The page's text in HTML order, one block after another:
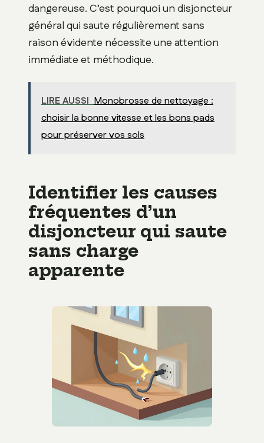
dangereuse. C’est pourquoi un disjoncteur
général qui saute régulièrement sans
raison évidente nécessite une attention
immédiate et méthodique.
LIRE AUSSI Monobrosse de nettoyage :
choisir la bonne vitesse et les bons pads
pour préserver vos sols
Identifier les causes
fréquentes d’un
disjoncteur qui saute
sans charge
apparente